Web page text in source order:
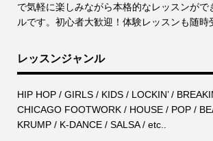
で気軽に楽しみながら本格的なレッスンがで
ルです。初心者大歓迎！体験レッスンも随時
レッスンジャンル
HIP HOP / GIRLS / KIDS / LOCKIN’ /
CHICAGO FOOTWORK / HOUSE / POP /
KRUMP / K-DANCE / SALSA / etc..